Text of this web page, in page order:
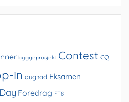
byggeprosjekt Contest CQ
in dugnad Eksamen
Foredrag FT8